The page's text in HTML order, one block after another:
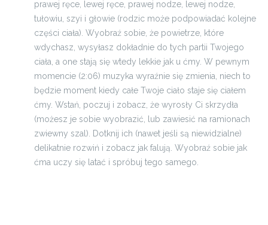
prawej ręce, lewej ręce, prawej nodze, lewej nodze,
tułowiu, szyi i głowie (rodzic może podpowiadać kolejne
części ciała). Wyobraź sobie, że powietrze, które
wdychasz, wysyłasz dokładnie do tych partii Twojego
ciała, a one stają się wtedy lekkie jak u ćmy. W pewnym
momencie (2:06) muzyka wyraźnie się zmienia, niech to
będzie moment kiedy całe Twoje ciało staje się ciałem
ćmy. Wstań, poczuj i zobacz, że wyrosły Ci skrzydła
(możesz je sobie wyobrazić, lub zawiesić na ramionach
zwiewny szal). Dotknij ich (nawet jeśli są niewidzialne)
delikatnie rozwiń i zobacz jak falują. Wyobraź sobie jak
ćma uczy się latać i spróbuj tego samego.